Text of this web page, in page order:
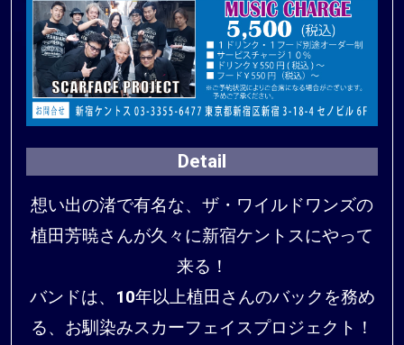
Detail
想い出の渚で有名な、ザ・ワイルドワンズの
植田芳暁さんが久々に新宿ケントスにやって
来る！
バンドは、10年以上植田さんのバックを務め
る、お馴染みスカーフェイスプロジェクト！